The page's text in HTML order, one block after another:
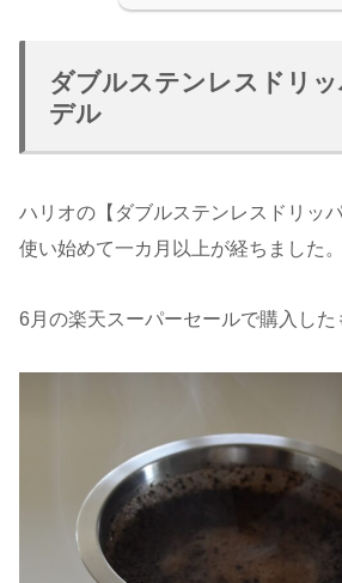
ダブルステンレスドリ
デル
ハリオの【ダブルステンレスドリッ
使い始めて一カ月以上が経ちました。
6月の楽天スーパーセールで購入した